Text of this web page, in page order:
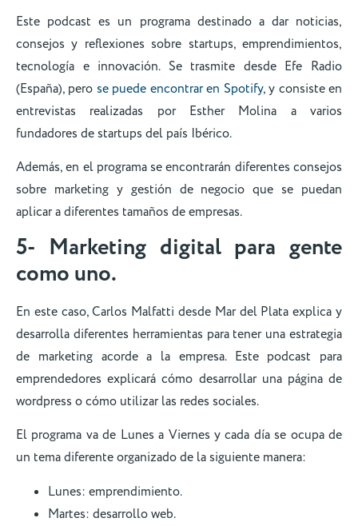
Este podcast es un programa destinado a dar noticias,
consejos y reflexiones sobre startups, emprendimientos,
tecnología e innovación. Se trasmite desde Efe Radio
(España), pero se puede encontrar en Spotify, y consiste en
entrevistas realizadas por Esther Molina a varios
fundadores de startups del país Ibérico.
Además, en el programa se encontrarán diferentes consejos
sobre marketing y gestión de negocio que se puedan
aplicar a diferentes tamaños de empresas.
5- Marketing digital para gente
como uno.
En este caso, Carlos Malfatti desde Mar del Plata explica y
desarrolla diferentes herramientas para tener una estrategia
de marketing acorde a la empresa. Este podcast para
emprendedores explicará cómo desarrollar una página de
wordpress o cómo utilizar las redes sociales.
El programa va de Lunes a Viernes y cada día se ocupa de
un tema diferente organizado de la siguiente manera:
Lunes: emprendimiento.
Martes: desarrollo web.